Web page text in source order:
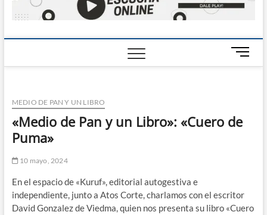
B
o
d
e
MEDIO DE PAN Y UN LIBRO
«Medio de Pan y un Libro»: «Cuero de
Puma»
10 mayo, 2024
En el espacio de «Kuruf», editorial autogestiva e
independiente, junto a Atos Corte, charlamos con el escritor
David Gonzalez de Viedma, quien nos presenta su libro «Cuero